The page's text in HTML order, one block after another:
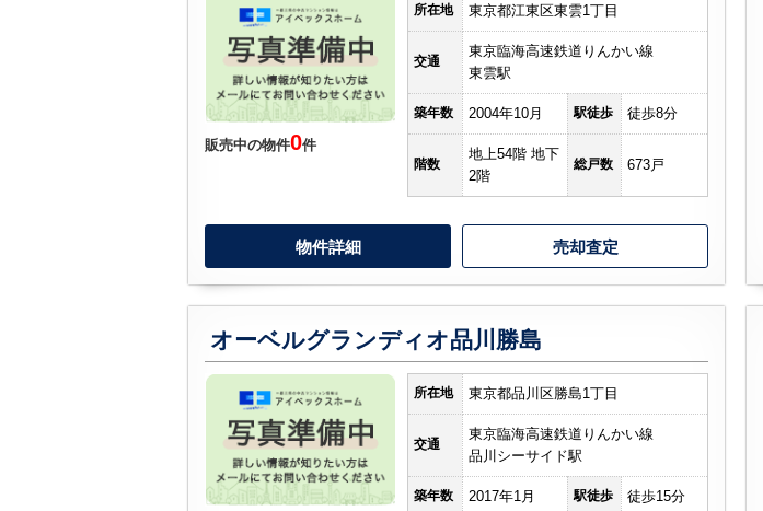
販売中の物件0件
所在地 東京都江東区東雲1丁目
交通
東京臨海高速鉄道りんかい線
東雲駅
築年数 2004年10月 駅徒歩 徒歩8分
階数
地上54階 地下
2階
総戸数 673戸
物件詳細 売却査定
オーベルグランディオ品川勝島
所在地 東京都品川区勝島1丁目
交通
東京臨海高速鉄道りんかい線
品川シーサイド駅
築年数 2017年1月 駅徒歩 徒歩15分